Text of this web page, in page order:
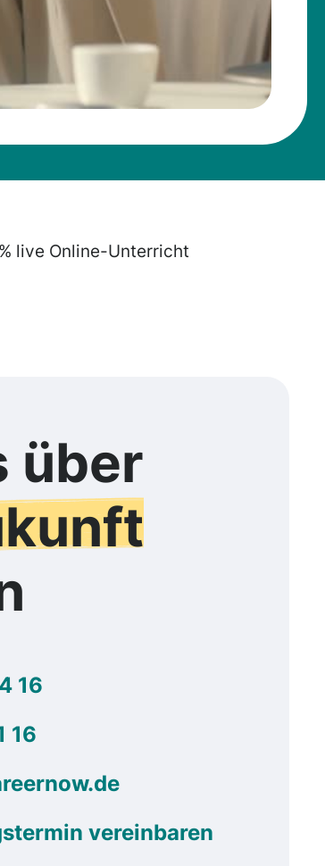
live Online-Unterricht
über
16
16
vereinbaren